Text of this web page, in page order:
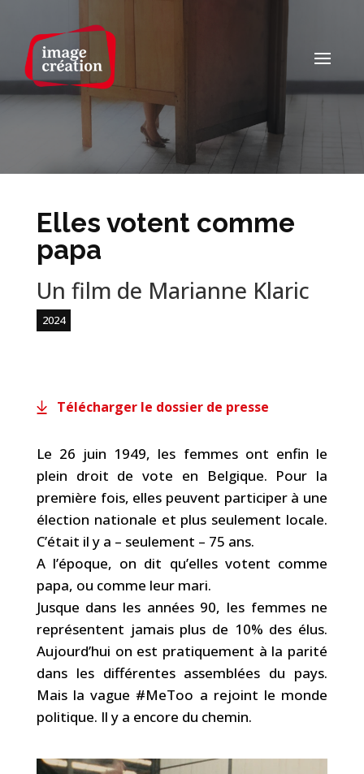
Elles votent comme
papa
Un film de Marianne Klaric
2024
Télécharger le dossier de presse
Le 26 juin 1949, les femmes ont enfin le
plein droit de vote en Belgique. Pour la
première fois, elles peuvent participer à une
élection nationale et plus seulement locale.
C’était il y a – seulement – 75 ans.
A l’époque, on dit qu’elles votent comme
papa, ou comme leur mari.
Jusque dans les années 90, les femmes ne
représentent jamais plus de 10% des élus.
Aujourd’hui on est pratiquement à la parité
dans les différentes assemblées du pays.
Mais la vague #MeToo a rejoint le monde
politique. Il y a encore du chemin.